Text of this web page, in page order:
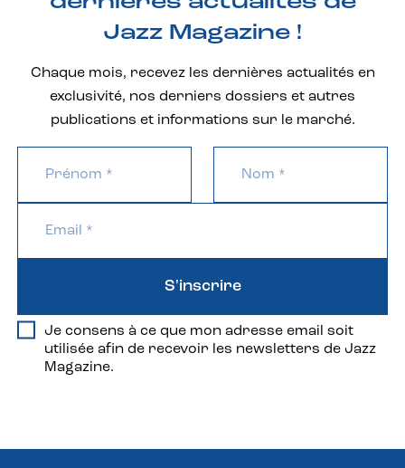
Jazz Magazine !
Chaque mois, recevez les dernières actualités en
exclusivité, nos derniers dossiers et autres
publications et informations sur le marché.
Je consens à ce que mon adresse email soit
utilisée afin de recevoir les newsletters de Jazz
Magazine.
S'inscrire